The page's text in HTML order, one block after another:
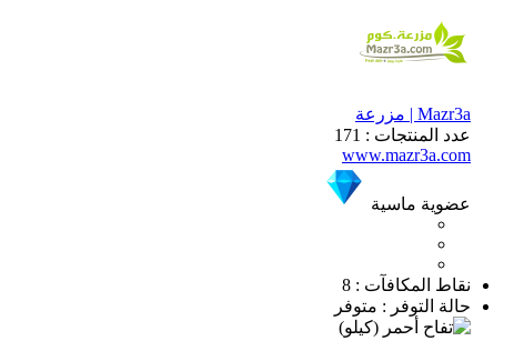
Mazr3a | مزرعة
عدد المنتجات : 171
www.mazr3a.com
عضوية ماسية
نقاط المكافآت : 8
حالة التوفر : متوفر